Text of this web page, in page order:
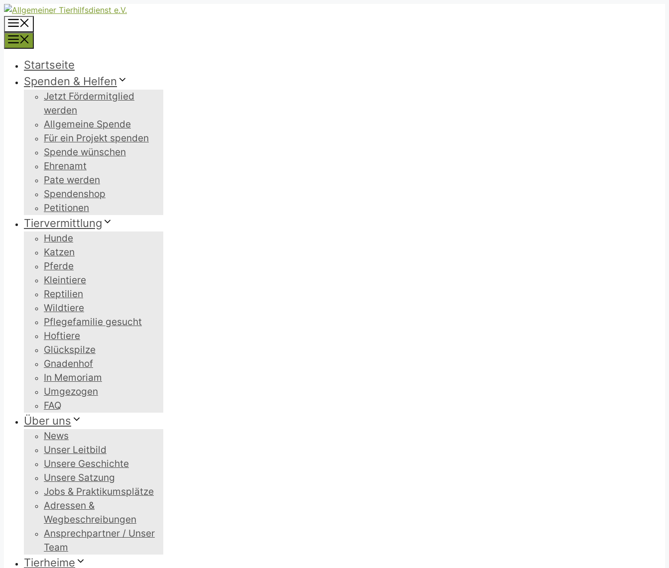
Zum
Inhalt
springen
Startseite
Spenden & Helfen
Jetzt Fördermitglied
werden
Allgemeine Spende
Für ein Projekt spenden
Spende wünschen
Ehrenamt
Pate werden
Spendenshop
Petitionen
Tiervermittlung
Hunde
Katzen
Pferde
Kleintiere
Reptilien
Wildtiere
Pflegefamilie gesucht
Hoftiere
Glückspilze
Gnadenhof
In Memoriam
Umgezogen
FAQ
Über uns
News
Unser Leitbild
Unsere Geschichte
Unsere Satzung
Jobs & Praktikumsplätze
Adressen &
Wegbeschreibungen
Ansprechpartner / Unser
Team
Tierheime